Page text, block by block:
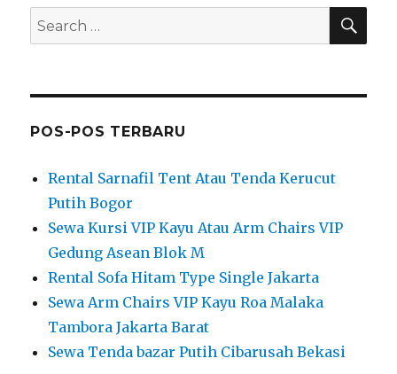
Search
for:
POS-POS TERBARU
Rental Sarnafil Tent Atau Tenda Kerucut
Putih Bogor
Sewa Kursi VIP Kayu Atau Arm Chairs VIP
Gedung Asean Blok M
Rental Sofa Hitam Type Single Jakarta
Sewa Arm Chairs VIP Kayu Roa Malaka
Tambora Jakarta Barat
Sewa Tenda bazar Putih Cibarusah Bekasi